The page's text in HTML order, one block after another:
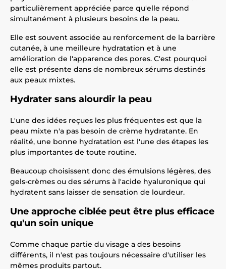
particulièrement appréciée parce qu'elle répond
simultanément à plusieurs besoins de la peau.
Elle est souvent associée au renforcement de la barrière
cutanée, à une meilleure hydratation et à une
amélioration de l'apparence des pores. C'est pourquoi
elle est présente dans de nombreux sérums destinés
aux peaux mixtes.
Hydrater sans alourdir la peau
L'une des idées reçues les plus fréquentes est que la
peau mixte n'a pas besoin de crème hydratante. En
réalité, une bonne hydratation est l'une des étapes les
plus importantes de toute routine.
Beaucoup choisissent donc des émulsions légères, des
gels-crèmes ou des sérums à l'acide hyaluronique qui
hydratent sans laisser de sensation de lourdeur.
Une approche ciblée peut être plus efficace
qu'un soin unique
Comme chaque partie du visage a des besoins
différents, il n'est pas toujours nécessaire d'utiliser les
mêmes produits partout.